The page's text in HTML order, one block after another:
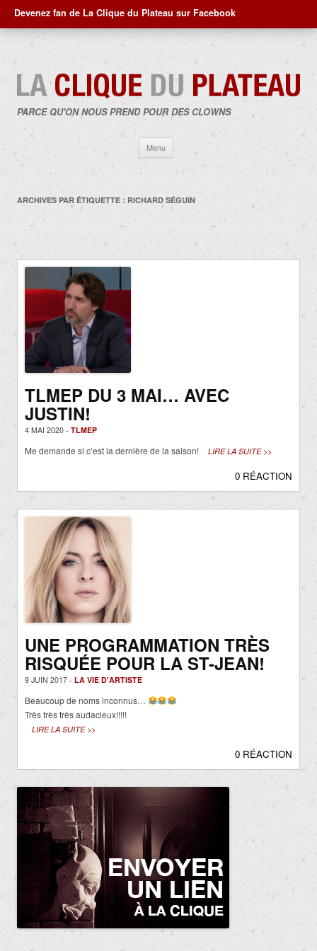
Devenez fan de La Clique du Plateau sur Facebook
PARCE QU'ON NOUS PREND POUR DES CLOWNS
Menu
contenu
ARCHIVES PAR ÉTIQUETTE : RICHARD SÉGUIN
TLMEP DU 3 MAI… AVEC
JUSTIN!
4 MAI 2020 - TLMEP
Me demande si c’est la dernière de la saison! LIRE LA SUITE >>
0 RÉACTION
UNE PROGRAMMATION TRÈS
RISQUÉE POUR LA ST-JEAN!
9 JUIN 2017 - LA VIE D'ARTISTE
Beaucoup de noms inconnus…
Très très très audacieux!!!!!
LIRE LA SUITE >>
0 RÉACTION